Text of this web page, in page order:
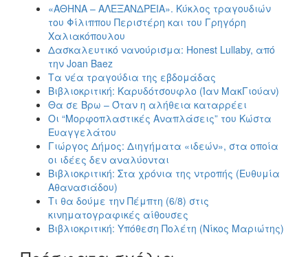
«ΑΘΗΝΑ – ΑΛΕΞΑΝΔΡΕΙΑ». Κύκλος τραγουδιών
του Φίλιππου Περιστέρη και του Γρηγόρη
Χαλιακόπουλου
Δασκαλευτικό νανούρισμα: Honest Lullaby, από
την Joan Baez
Τα νέα τραγούδια της εβδομάδας
Βιβλιοκριτική: Καρυδότσουφλο (Ίαν ΜακΓιούαν)
Θα σε Βρω – Όταν η αλήθεια καταρρέει
Οι “Μορφοπλαστικές Αναπλάσεις” του Κώστα
Ευαγγελάτου
Γιώργος Δήμος: Διηγήματα «ιδεών», στα οποία
οι ιδέες δεν αναλύονται
Βιβλιοκριτική: Στα χρόνια της ντροπής (Ευθυμία
Αθανασιάδου)
Τι θα δούμε την Πέμπτη (6/8) στις
κινηματογραφικές αίθουσες
Βιβλιοκριτική: Υπόθεση Πολέτη (Νίκος Μαριώτης)